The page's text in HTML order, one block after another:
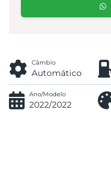
Câmbio
Automático
Ano/Modelo
2022/2022